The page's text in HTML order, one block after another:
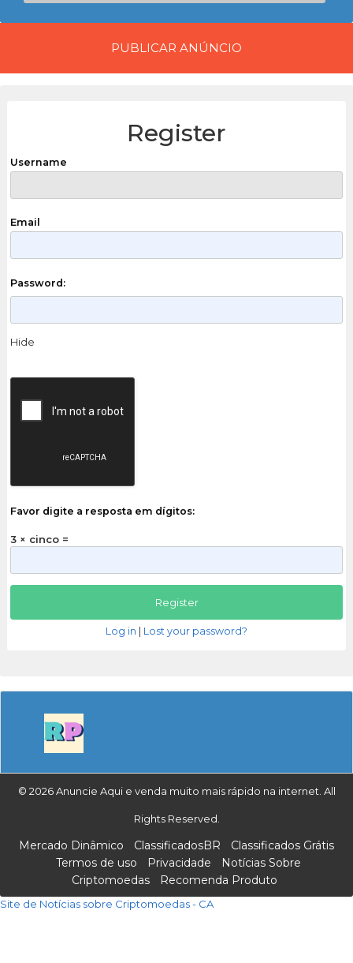
PUBLICAR ANÚNCIO
Register
Username
Email
Password:
Hide
Favor digite a resposta em dígitos:
3 × cinco =
Log in Lost your password?
© 2026 Anuncie Aqui e venda muito mais rápido na internet. All
Rights Reserved.
Mercado Dinâmico ClassificadosBR
Classificados Grátis
Termos de uso
Privacidade
Notícias Sobre
Criptomoedas
Recomenda Produto
Site de Notícias sobre Criptomoedas - CA